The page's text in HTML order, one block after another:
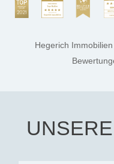
Hegerich